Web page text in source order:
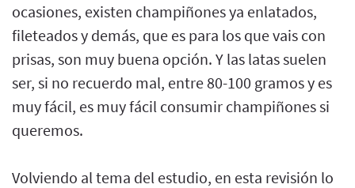
ocasiones, existen champiñones ya enlatados,
fileteados y demás, que es para los que vais con
prisas, son muy buena opción. Y las latas suelen
ser, si no recuerdo mal, entre 80-100 gramos y es
muy fácil, es muy fácil consumir champiñones si
queremos.
Volviendo al tema del estudio, en esta revisión lo